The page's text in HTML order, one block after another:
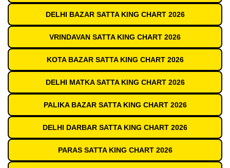
DELHI BAZAR SATTA KING CHART 2026
VRINDAVAN SATTA KING CHART 2026
KOTA BAZAR SATTA KING CHART 2026
DELHI MATKA SATTA KING CHART 2026
PALIKA BAZAR SATTA KING CHART 2026
DELHI DARBAR SATTA KING CHART 2026
PARAS SATTA KING CHART 2026